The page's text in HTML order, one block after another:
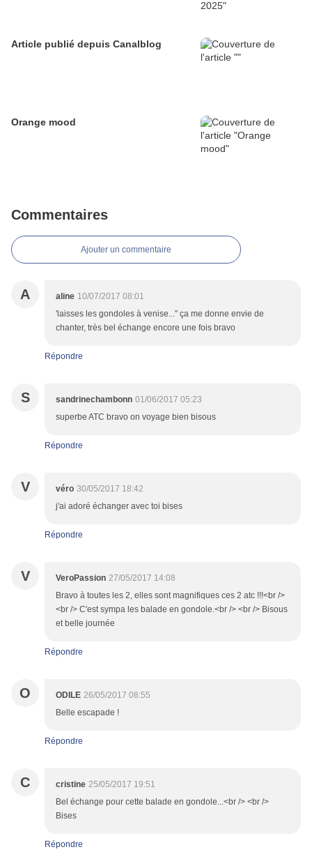
Article publié depuis Canalblog
Orange mood
Commentaires
Ajouter un commentaire
A aline 10/07/2017 08:01
'laisses les gondoles à venise..." ça me donne envie de
chanter, très bel échange encore une fois bravo
Répondre
S sandrinechambonn 01/06/2017 05:23
superbe ATC bravo on voyage bien bisous
Répondre
V véro 30/05/2017 18:42
j'ai adoré échanger avec toi bises
Répondre
V VeroPassion 27/05/2017 14:08
Bravo à toutes les 2, elles sont magnifiques ces 2 atc !!!<br />
<br /> C'est sympa les balade en gondole.<br /> <br /> Bisous
et belle journée
Répondre
O ODILE 26/05/2017 08:55
Belle escapade !
Répondre
C cristine 25/05/2017 19:51
Bel échange pour cette balade en gondole...<br /> <br />
Bises
Répondre